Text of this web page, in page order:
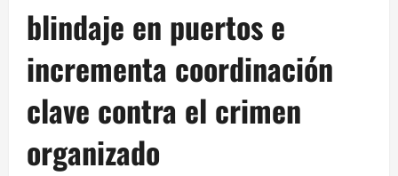
blindaje en puertos e
incrementa coordinación
clave contra el crimen
organizado